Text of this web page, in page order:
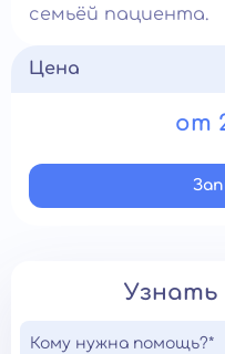
семьёй пациента.
Цена
от
Кому нужна помощь?*